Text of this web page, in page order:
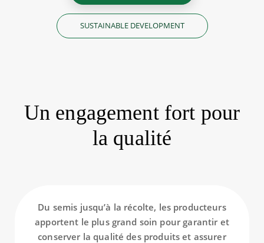
SUSTAINABLE DEVELOPMENT
Un engagement fort pour
la qualité
Du semis jusqu’à la récolte, les producteurs
apportent le plus grand soin pour garantir et
conserver la qualité des produits et assurer